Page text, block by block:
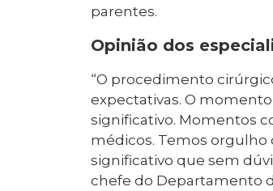
parentes.
Opinião dos
“O procedimento
expectativas. O
significativo. Momentos
médicos. Temos
significativo que sem
chefe do Departamento